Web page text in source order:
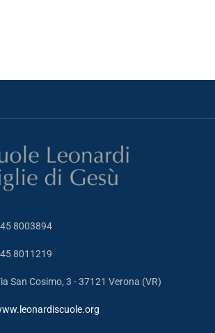
8003894
8011219
San Cosimo, 3 - 37121 Verona (VR)